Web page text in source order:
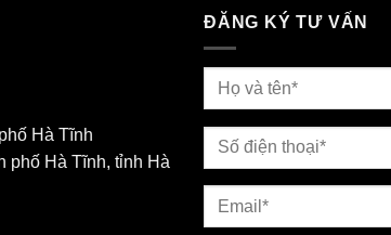
Hà Tĩnh
phố Hà Tĩnh, tỉnh Hà
ĐĂNG KÝ TƯ VẤN